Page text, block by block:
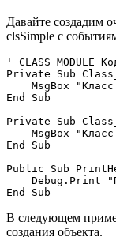
Давайте создадим
clsSimple с
' CLASS MODULE
Private Sub
MsgBox
End Sub
Private Sub
MsgBox
End Sub
Public Sub
Debug.Print
В следующем
создания объекта.